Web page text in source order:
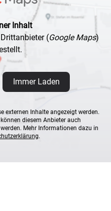
Inhalt
(Google Maps)
Immer Laden
externen Inhalte angezeigt werden.
diesem Anbieter auch
Mehr Informationen dazu in
.